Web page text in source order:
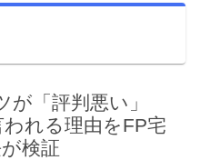
「評判悪い」
われる理由をFP宅
検証